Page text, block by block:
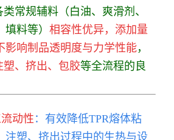
常规辅料（白油、爽滑剂、
料等） 相容性优异，添加量
影响制品透明度与力学性能，
塑、挤出、包胶等全流程的良
动性：有效降低TPR熔体粘
注塑、挤出过程中的生热与设